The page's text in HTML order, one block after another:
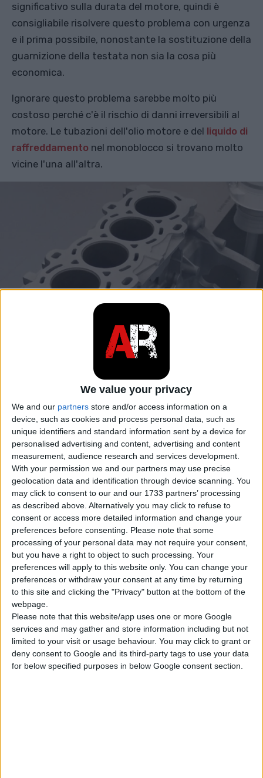
We value your privacy
We and our partners store and/or access information on a
device, such as cookies and process personal data, such as
unique identifiers and standard information sent by a device for
personalised advertising and content, advertising and content
measurement, audience research and services development.
With your permission we and our partners may use precise
geolocation data and identification through device scanning. You
may click to consent to our and our 1733 partners’ processing
as described above. Alternatively you may click to refuse to
consent or access more detailed information and change your
preferences before consenting. Please note that some
processing of your personal data may not require your consent,
but you have a right to object to such processing. Your
preferences will apply to this website only. You can change your
preferences or withdraw your consent at any time by returning
to this site and clicking the "Privacy" button at the bottom of the
webpage.
Please note that this website/app uses one or more Google
services and may gather and store information including but not
limited to your visit or usage behaviour. You may click to grant or
deny consent to Google and its third-party tags to use your data
for below specified purposes in below Google consent section.
significativo sulla durata del motore, quindi è
consigliabile risolvere questo problema con urgenza
e il prima possibile, nonostante la sostituzione della
guarnizione della testata non sia la cosa più
economica.
Ignorare questo problema sarebbe molto più
costoso perché c'è il rischio di danni irreversibili al
motore. Le tubazioni dell'olio motore e del liquido di
raffreddamento nel monoblocco si trovano molto
vicine l'una all'altra.
Blocco motorediAntoniusJ / Wikimedialicenza:Creative Commons
Attribution 3.0 Unported (CC BY 3.0)
Questi canali dell'olio motore e del refrigerante
conducono intorno alle camere di combustione dal
blocco cilindri attraverso la guarnizione alla
testata.
ARTICOLO CORRELATO
Spiegazione della classificazione
dell'olio motore
In caso di danni nell'area di tenuta, questi canali
potrebbero non essere sufficientemente separati,
causando la miscelazione dell'olio motorecon il
liquido refrigerante.